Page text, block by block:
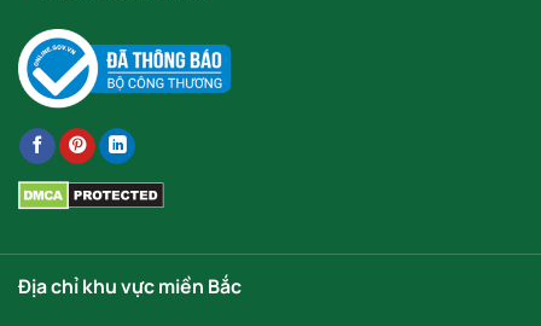
Địa chỉ khu vực miền Bắc